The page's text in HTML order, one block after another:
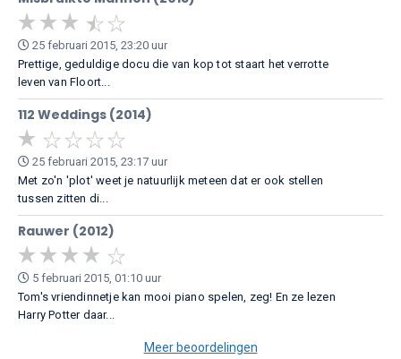
25 februari 2015, 23:20 uur
Prettige, geduldige docu die van kop tot staart het verrotte
leven van Floort...
112 Weddings (2014)
25 februari 2015, 23:17 uur
Met zo'n 'plot' weet je natuurlijk meteen dat er ook stellen
tussen zitten di...
Rauwer (2012)
5 februari 2015, 01:10 uur
Tom's vriendinnetje kan mooi piano spelen, zeg! En ze lezen
Harry Potter daar...
Meer beoordelingen